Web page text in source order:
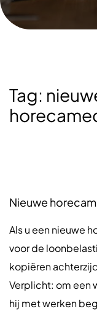
Tag:
Nieuwe
Als u een nieuwe
voor de
kopiëren
Verplicht: om een
hij met werken